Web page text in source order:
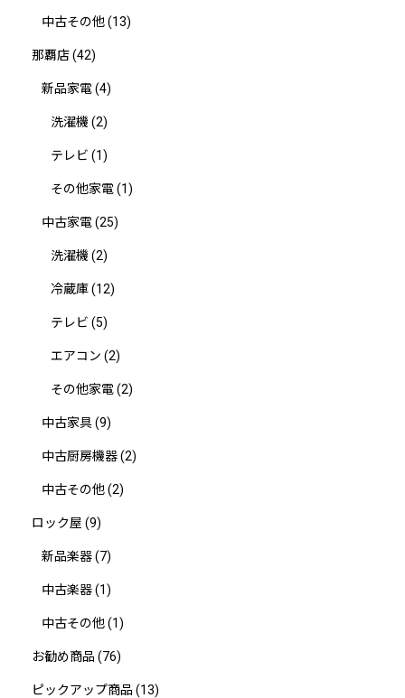
中古その他(13)
那覇店(42)
新品家電(4)
洗濯機 (2)
テレビ (1)
その他家電(1)
中古家電(25)
洗濯機 (2)
冷蔵庫(12)
テレビ (5)
エアコン (2)
その他家電(2)
中古家具(9)
中古厨房機器(2)
中古その他(2)
ロック屋 (9)
新品楽器(7)
中古楽器(1)
中古その他(1)
お勧め商品 (76)
ピックアップ商品 (13)